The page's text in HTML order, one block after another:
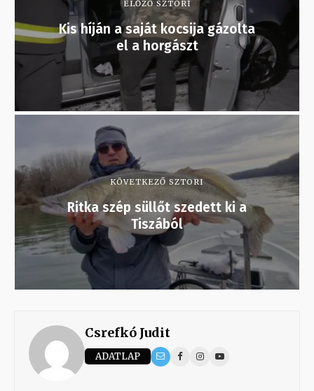
ELŐZŐ SZTORI
Kis híján a saját kocsija gázolta
el a horgászt
KÖVETKEZŐ SZTORI
Ritka szép süllőt szedett ki a
Tiszából
Csrefkó Judit
ADATLAP